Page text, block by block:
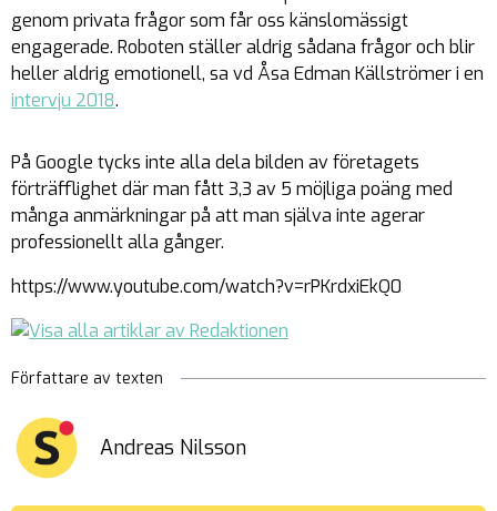
genom privata frågor som får oss känslomässigt
engagerade. Roboten ställer aldrig sådana frågor och blir
heller aldrig emotionell, sa vd Åsa Edman Källströmer i en
intervju 2018.
På Google tycks inte alla dela bilden av företagets
förträfflighet där man fått 3,3 av 5 möjliga poäng med
många anmärkningar på att man själva inte agerar
professionellt alla gånger.
https://www.youtube.com/watch?v=rPKrdxiEkQ0
Författare av texten
Andreas Nilsson